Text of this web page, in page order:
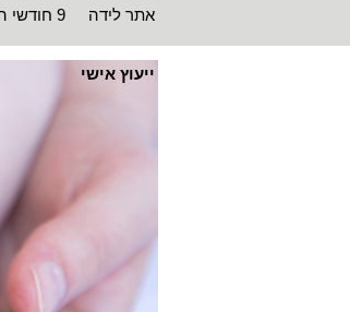
אתר לידה 9 חודשי הריון
ייעוץ אישי